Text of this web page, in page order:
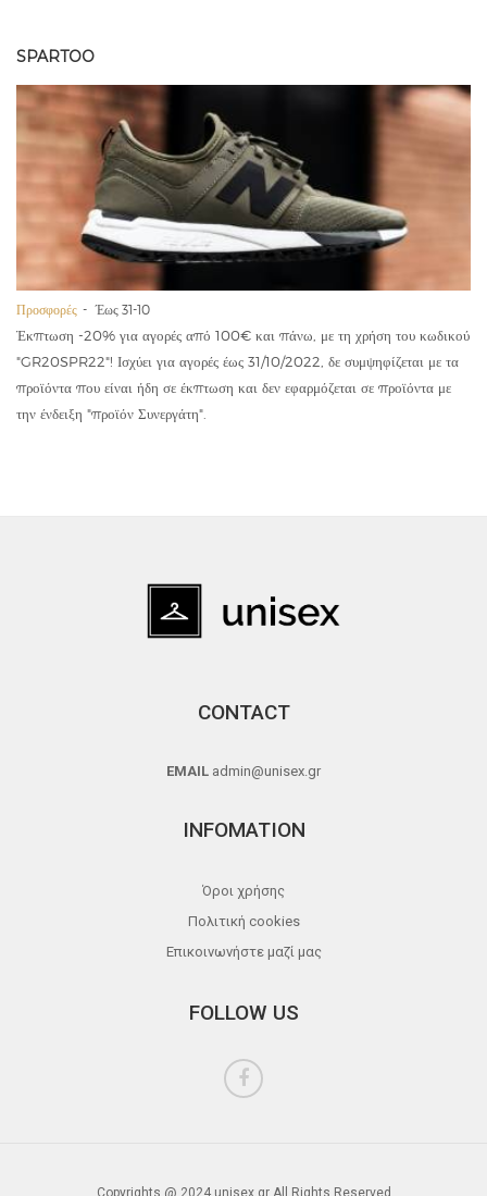
SPARTOO
Προσφορές Έως 31-10
Έκπτωση -20% για αγορές από 100€ και πάνω, με τη χρήση του κωδικού
"GR20SPR22"! Ισχύει για αγορές έως 31/10/2022, δε συμψηφίζεται με τα
προϊόντα που είναι ήδη σε έκπτωση και δεν εφαρμόζεται σε προϊόντα με
την ένδειξη "προϊόν Συνεργάτη".
CONTACT
EMAIL admin@unisex.gr
INFOMATION
Όροι χρήσης
Πολιτική cookies
Επικοινωνήστε μαζί μας
FOLLOW US
Copyrights @ 2024 unisex.gr All Rights Reserved